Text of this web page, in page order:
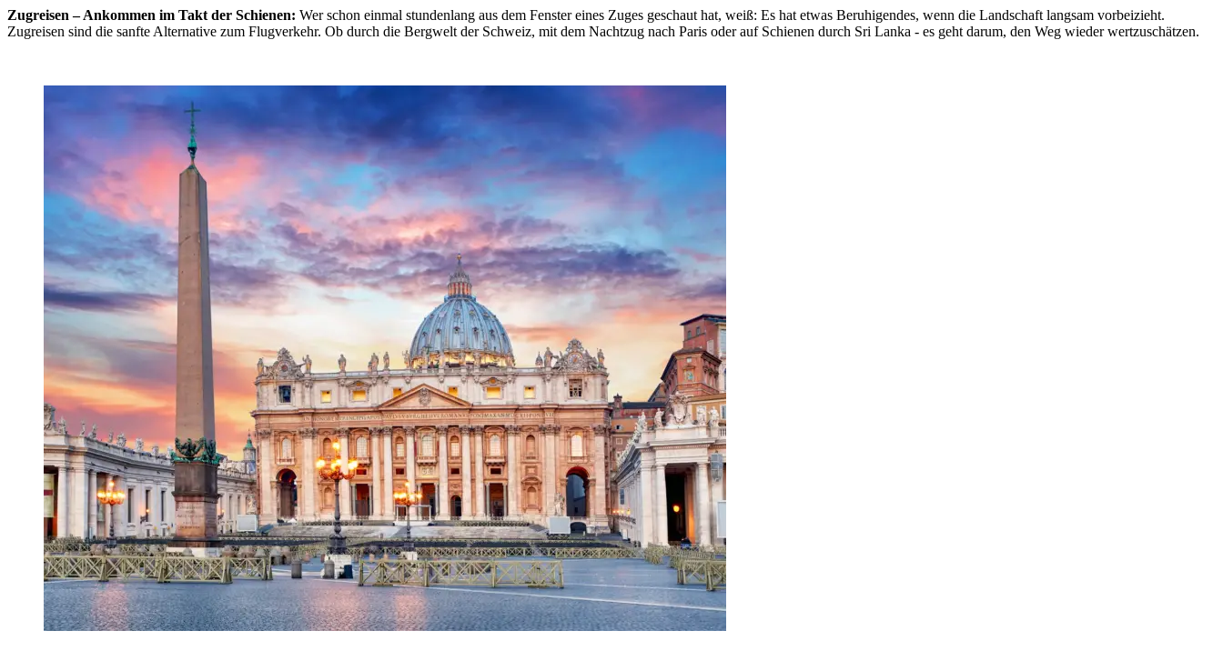
Zugreisen – Ankommen im Takt der Schienen: Wer schon einmal stundenlang aus dem Fenster eines Zuges geschaut hat, weiß: Es hat etwas Beruhigendes, wenn die Landschaft langsam vorbeizieht.
Zugreisen sind die sanfte Alternative zum Flugverkehr. Ob durch die Bergwelt der Schweiz, mit dem Nachtzug nach Paris oder auf Schienen durch Sri Lanka - es geht darum, den Weg wieder wertzuschätzen.